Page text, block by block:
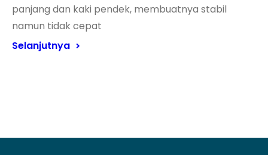
panjang dan kaki pendek, membuatnya stabil
namun tidak cepat
Selanjutnya